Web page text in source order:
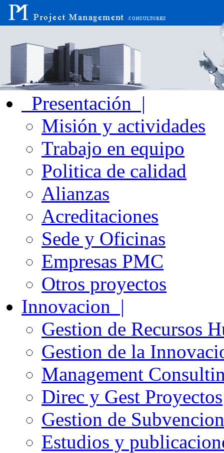
Presentación |
Misión y actividades
Trabajo en equipo
Politica de calidad
Alianzas
Acreditaciones
Sede y Oficinas
Empresas PMC
Otros proyectos
Innovacion |
Gestion de Recursos
Gestion de la
Management
Direc y Gest Proyectos
Gestion de
Estudios y